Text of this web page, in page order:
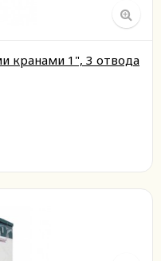
кранами 1", 3 отвода